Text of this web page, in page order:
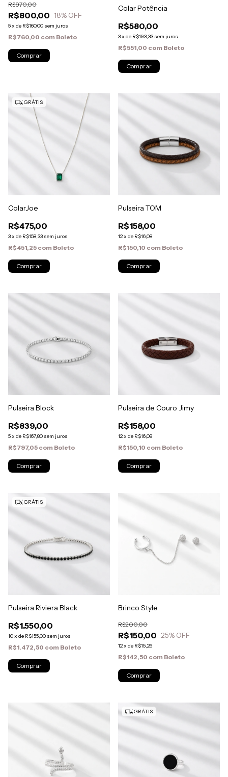
R$800,00
R$970,00
18% OFF
5x de R$160,00 sem juros
R$760,00 com Boleto
Comprar
Colar Potência
R$580,00
3x de R$193,33 sem juros
R$551,00 com Boleto
GRÁTIS
ColarJoe
R$475,00
3x de R$158,33 sem juros
R$451,25 com Boleto
Pulseira TOM
R$158,00
12x de R$16,08
R$150,10 com Boleto
Pulseira Block
R$839,00
5x de R$167,80 sem juros
R$797,05 com Boleto
Pulseira de Couro Jimy
R$158,00
12x de R$16,08
R$150,10 com Boleto
GRÁTIS
Pulseira Riviera Black
R$1.550,00
10x de R$155,00 sem juros
R$1.472,50 com Boleto
Brinco Style
R$150,00
R$200,00
25% OFF
12x de R$15,26
R$142,50 com Boleto
GRÁTIS